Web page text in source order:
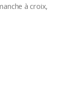
à croix,